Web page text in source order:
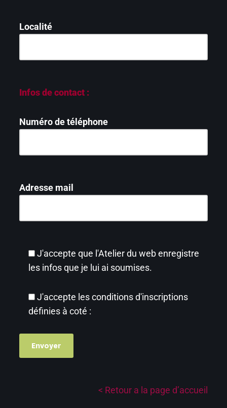
Localité
Infos de contact :
Numéro de téléphone
Adresse mail
J'accepte que l'Atelier du web enregistre
les infos que je lui ai soumises.
J'accepte les conditions d'inscriptions
définies à coté :
< Retour a la page d’accueil